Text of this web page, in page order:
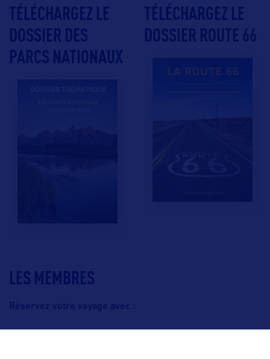
LES MEMBRES
Réservez votre voyage avec :
TÉLÉCHARGEZ LE
DOSSIER DES
PARCS NATIONAUX
TÉLÉCHARGEZ LE
DOSSIER ROUTE 66